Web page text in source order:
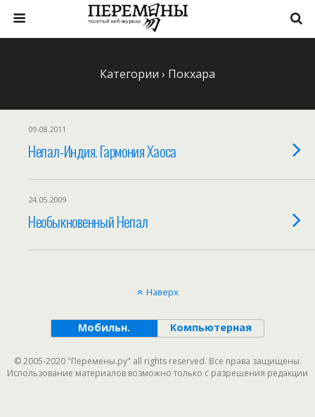
Категории › Покхара
09.08.2011
Непал-Индия. Гармония Хаоса
24.05.2009
Необыкновенный Непал
Наверх
Мобильн. Компьютерная
© 2005-2020 "Перемены.ру" all rights reserved. Все права защищены.
Использование материалов возможно только с разрешения редакции